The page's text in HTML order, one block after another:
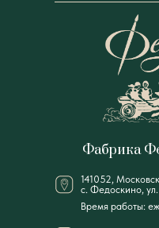
141052,
с. Федоскино, ул.
Фабрика
Время работы: